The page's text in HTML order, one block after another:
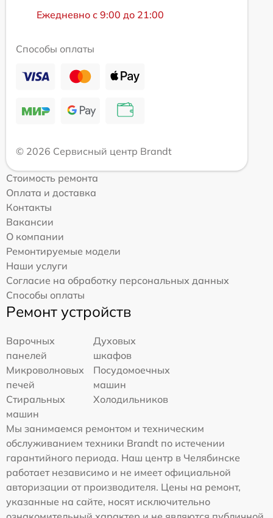
Ежедневно с 9:00 до 21:00
Способы оплаты
© 2026 Сервисный центр Brandt
Стоимость ремонта
Оплата и доставка
Контакты
Вакансии
О компании
Ремонтируемые модели
Наши услуги
Согласие на обработку персональных данных
Способы оплаты
Ремонт устройств
Варочных
панелей
Духовых
шкафов
Микроволновых
печей
Посудомоечных
машин
Стиральных
машин
Холодильников
Мы занимаемся ремонтом и техническим
обслуживанием техники Brandt по истечении
гарантийного периода. Наш центр в Челябинске
работает независимо и не имеет официальной
авторизации от производителя. Цены на ремонт,
указанные на сайте, носят исключительно